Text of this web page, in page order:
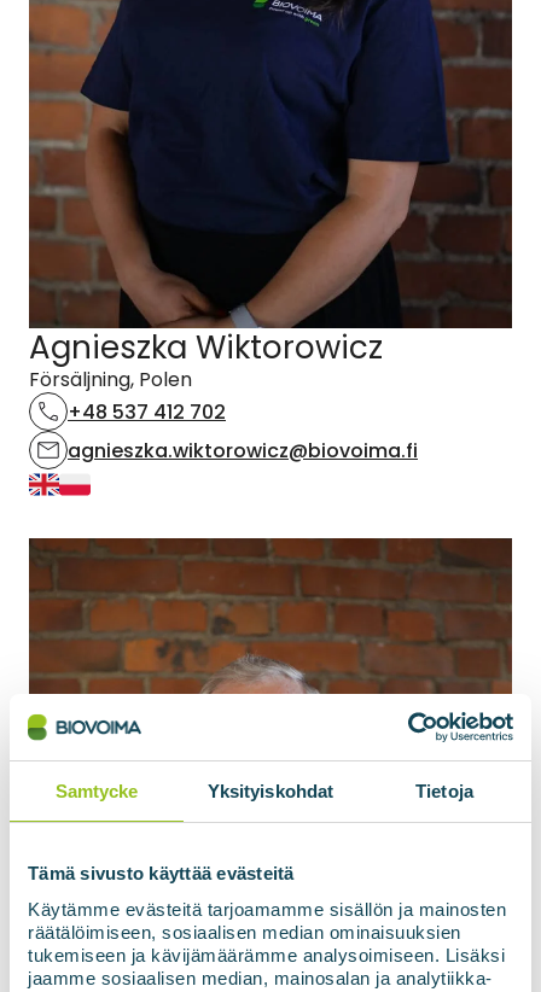
Samtycke Yksityiskohdat Tietoja
Tämä sivusto käyttää evästeitä
Käytämme evästeitä tarjoamamme sisällön ja mainosten
räätälöimiseen, sosiaalisen median ominaisuuksien
tukemiseen ja kävijämäärämme analysoimiseen. Lisäksi
jaamme sosiaalisen median, mainosalan ja analytiikka-
Agnieszka Wiktorowicz
Försäljning, Polen
+48 537 412 702
agnieszka.wiktorowicz@biovoima.fi